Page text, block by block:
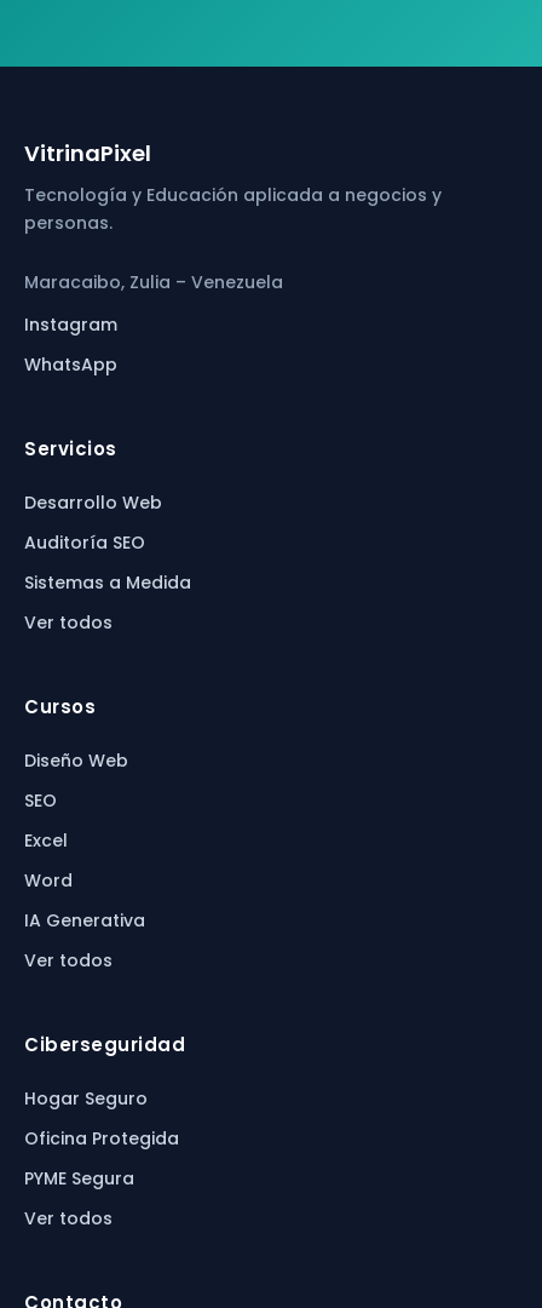
VitrinaPixel
Tecnología y Educación aplicada a negocios y
personas.
Maracaibo, Zulia – Venezuela
Instagram
WhatsApp
Servicios
Desarrollo Web
Auditoría SEO
Sistemas a Medida
Ver todos
Cursos
Diseño Web
SEO
Excel
Word
IA Generativa
Ver todos
Ciberseguridad
Hogar Seguro
Oficina Protegida
PYME Segura
Ver todos
Contacto